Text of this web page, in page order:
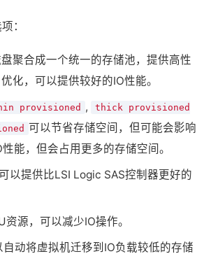
：
聚合成一个统一的存储池，提供高性
化，可以提供较好的IO性能。
provisioned ,
thick provisioned
可以节省存储空间，但可能会影响
能，但会占用更多的存储空间。
以提供比LSI Logic SAS控制器更好的
源，可以减少IO操作。
动将虚拟机迁移到IO负载较低的存储